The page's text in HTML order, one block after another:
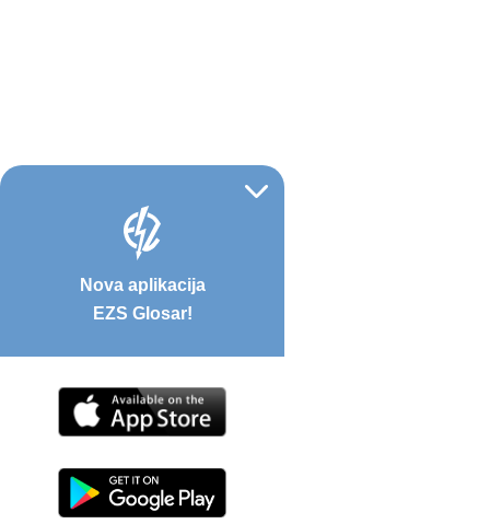
Nova aplikacija
EZS Glosar!